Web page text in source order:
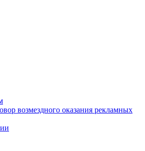
возмездного оказания рекламных